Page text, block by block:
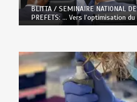
BLITTA / SEMINAIRE NATIONAL
PREFETS: … Vers l’optimisation